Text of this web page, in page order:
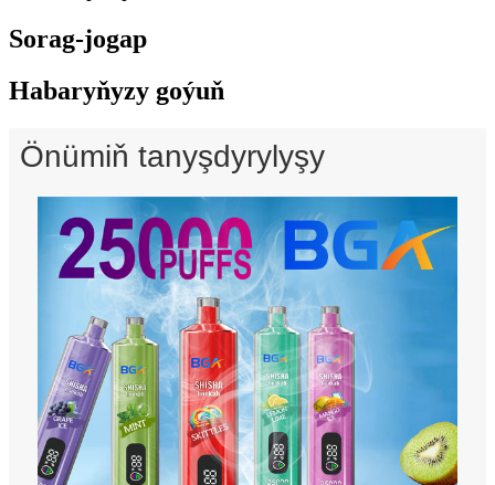
Sorag-jogap
Habaryňyzy goýuň
Önümiň tanyşdyrylyşy